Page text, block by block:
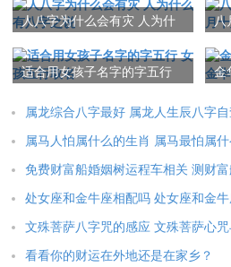
人八字为什么会有灾 人为什
八
适合用女孩子名字的字五行
金
属龙综合八字最好 属龙人生辰八字
属马人怕属什么的生肖 属马最怕属什
免费财富船婚姻树运程车相关 测财
处女座和金牛座相配吗 处女座和金
文殊菩萨八字咒的感应 文殊菩萨心
看看你的财运在外地还是在家乡？